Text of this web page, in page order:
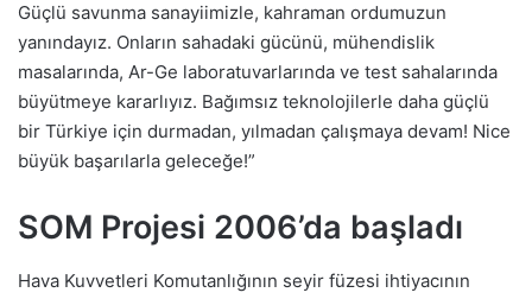
Güçlü savunma sanayiimizle, kahraman ordumuzun
yanındayız. Onların sahadaki gücünü, mühendislik
masalarında, Ar-Ge laboratuvarlarında ve test sahalarında
büyütmeye kararlıyız. Bağımsız teknolojilerle daha güçlü
bir Türkiye için durmadan, yılmadan çalışmaya devam! Nice
büyük başarılarla geleceğe!”
SOM Projesi 2006’da başladı
Hava Kuvvetleri Komutanlığının seyir füzesi ihtiyacının